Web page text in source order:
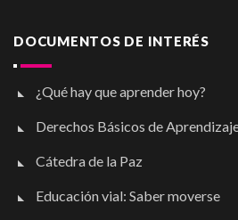
DOCUMENTOS DE INTERÉS
¿Qué hay que aprender hoy?
Derechos Básicos de
Cátedra de la Paz
Educación vial: Saber moverse